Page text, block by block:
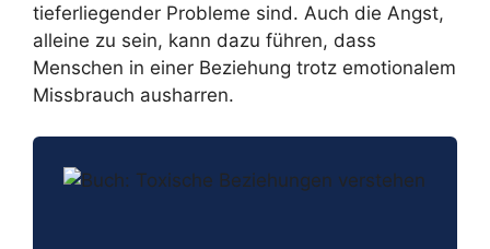
tieferliegender Probleme sind. Auch die Angst,
alleine zu sein, kann dazu führen, dass
Menschen in einer Beziehung trotz emotionalem
Missbrauch ausharren.